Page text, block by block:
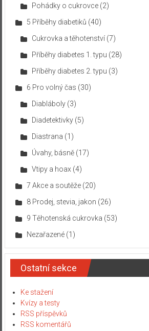
Pohádky o cukrovce(2)
5 Příběhy diabetiků (40)
Cukrovka a těhotenství(7)
Příběhy diabetes 1. typu (28)
Příběhy diabetes 2. typu (3)
6 Pro volný čas (30)
Diabláboly(3)
Diadetektivky(5)
Diastrana (1)
Úvahy, básně(17)
Vtipy a hoax (4)
7 Akce a soutěže(20)
8 Prodej, stevia, jakon (26)
9 Těhotenská cukrovka (53)
Nezařazené(1)
Ostatní sekce
Ke stažení
Kvízy a testy
RSS příspěvků
RSS komentářů